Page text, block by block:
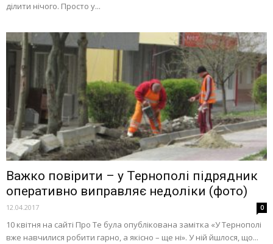
ділити нічого. Просто у...
Важко повірити – у Тернополі підрядник
оперативно виправляє недоліки (фото)
12.04.2017 0
10 квітня на сайті Про Те була опублікована замітка «У Тернополі
вже навчилися робити гарно, а якісно – ще ні». У ній йшлося, що...